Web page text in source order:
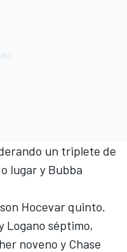
un triplete de
lugar y Bubba
Hocevar quinto.
Logano séptimo,
noveno y Chase